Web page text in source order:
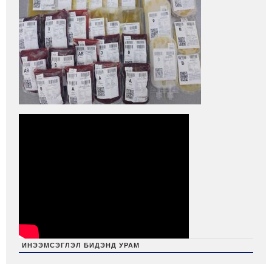
ИНЭЭМСЭГЛЭЛ БИДЭНД УРАМ